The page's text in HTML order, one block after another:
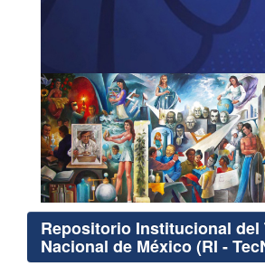
Repositorio Institucional del
Nacional de México (RI -